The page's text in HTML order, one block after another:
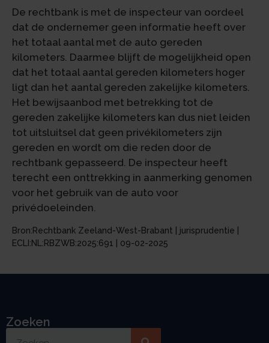
De rechtbank is met de inspecteur van oordeel
dat de ondernemer geen informatie heeft over
het totaal aantal met de auto gereden
kilometers. Daarmee blijft de mogelijkheid open
dat het totaal aantal gereden kilometers hoger
ligt dan het aantal gereden zakelijke kilometers.
Het bewijsaanbod met betrekking tot de
gereden zakelijke kilometers kan dus niet leiden
tot uitsluitsel dat geen privékilometers zijn
gereden en wordt om die reden door de
rechtbank gepasseerd. De inspecteur heeft
terecht een onttrekking in aanmerking genomen
voor het gebruik van de auto voor
privédoeleinden.
Bron:Rechtbank Zeeland-West-Brabant | jurisprudentie |
ECLI:NL:RBZWB:2025:691 | 09-02-2025
Zoeken